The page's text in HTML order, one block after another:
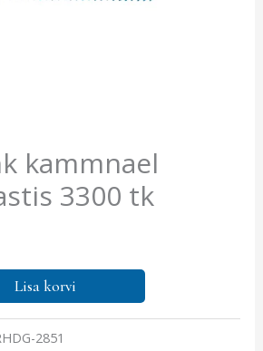
kammnael
3300 tk
Lisa korvi
2851